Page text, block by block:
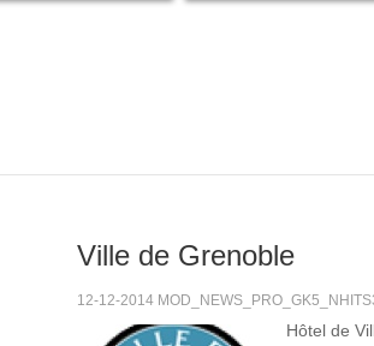
Ville de Grenoble
12-12-2014
Hôtel de